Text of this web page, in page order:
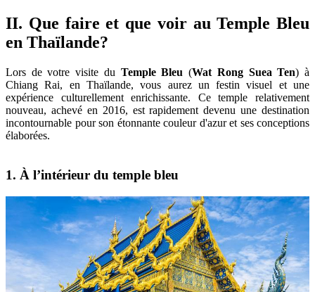
II. Que faire et que voir au Temple Bleu
en Thaïlande?
Lors de votre visite du Temple Bleu (Wat Rong Suea Ten) à
Chiang Rai, en Thaïlande, vous aurez un festin visuel et une
expérience culturellement enrichissante. Ce temple relativement
nouveau, achevé en 2016, est rapidement devenu une destination
incontournable pour son étonnante couleur d'azur et ses conceptions
élaborées.
1. À l’intérieur du temple bleu